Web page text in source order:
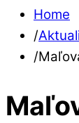
Home
/
/